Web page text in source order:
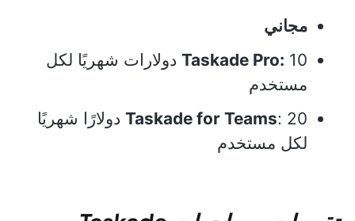
مجاني
Taskade Pro: 10 دولارات شهريًا لكل
مستخدم
Taskade for Teams : 20 دولارًا شهريًا
لكل مستخدم